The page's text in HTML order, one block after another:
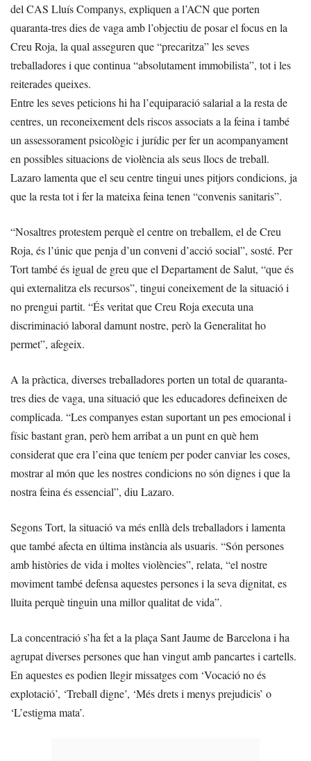
del CAS Lluís Companys, expliquen a l’ACN que porten
quaranta-tres dies de vaga amb l’objectiu de posar el focus en la
Creu Roja, la qual asseguren que “precaritza” les seves
treballadores i que continua “absolutament immobilista”, tot i les
reiterades queixes.
Entre les seves peticions hi ha l’equiparació salarial a la resta de
centres, un reconeixement dels riscos associats a la feina i també
un assessorament psicològic i jurídic per fer un acompanyament
en possibles situacions de violència als seus llocs de treball.
Lazaro lamenta que el seu centre tingui unes pitjors condicions, ja
que la resta tot i fer la mateixa feina tenen “convenis sanitaris”.
“Nosaltres protestem perquè el centre on treballem, el de Creu
Roja, és l’únic que penja d’un conveni d’acció social”, sosté. Per
Tort també és igual de greu que el Departament de Salut, “que és
qui externalitza els recursos”, tingui coneixement de la situació i
no prengui partit. “És veritat que Creu Roja executa una
discriminació laboral damunt nostre, però la Generalitat ho
permet”, afegeix.
A la pràctica, diverses treballadores porten un total de quaranta-
tres dies de vaga, una situació que les educadores defineixen de
complicada. “Les companyes estan suportant un pes emocional i
físic bastant gran, però hem arribat a un punt en què hem
considerat que era l’eina que teníem per poder canviar les coses,
mostrar al món que les nostres condicions no són dignes i que la
nostra feina és essencial”, diu Lazaro.
Segons Tort, la situació va més enllà dels treballadors i lamenta
que també afecta en última instància als usuaris. “Són persones
amb històries de vida i moltes violències”, relata, “el nostre
moviment també defensa aquestes persones i la seva dignitat, es
lluita perquè tinguin una millor qualitat de vida”.
La concentració s’ha fet a la plaça Sant Jaume de Barcelona i ha
agrupat diverses persones que han vingut amb pancartes i cartells.
En aquestes es podien llegir missatges com ‘Vocació no és
explotació’, ‘Treball digne’, ‘Més drets i menys prejudicis’ o
‘L’estigma mata’.